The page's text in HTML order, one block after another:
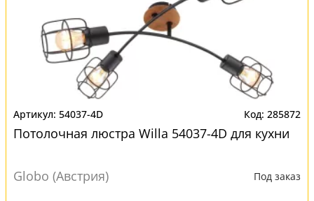
54037-4D 285872
Потолочная люстра Willa 54037-4D для кухни
Globo (Австрия) Под заказ